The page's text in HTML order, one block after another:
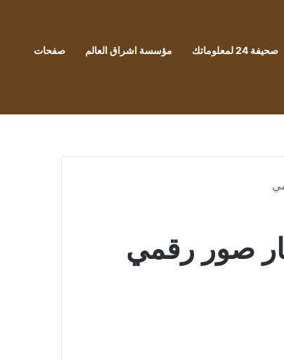
صحيفة 24 لمعلوماتك مؤسسة اشراق العالم صفحات
صور رقمي